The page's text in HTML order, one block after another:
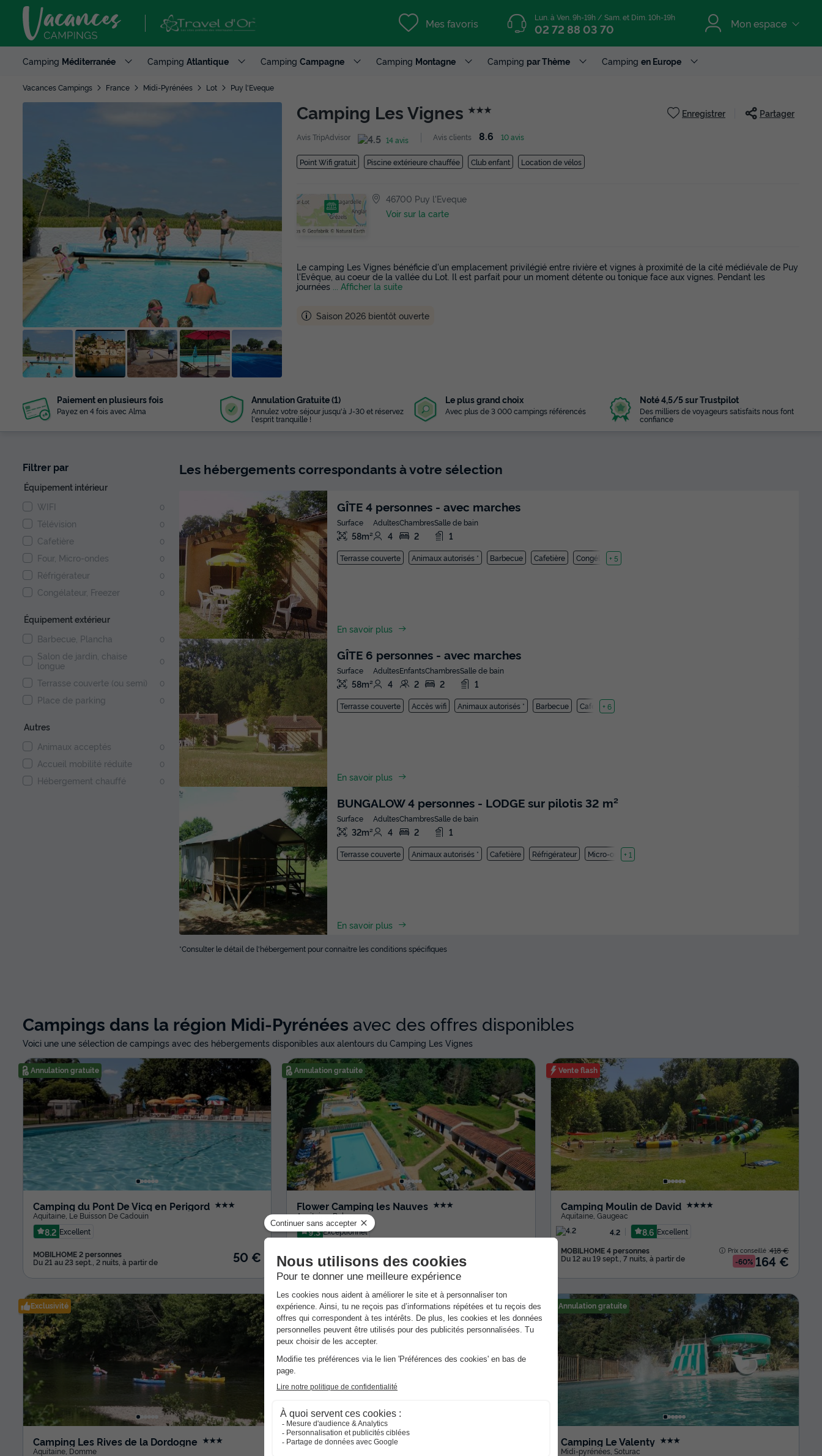
Mes favoris Lun. à Ven. 9h-19h / Sam. et Dim. 10h-19h
02 72 88 03 70 Mon espace
Camping Méditerranée Camping Atlantique Camping Campagne Camping Montagne Camping par Thème Camping en Europe
Vacances Campings France Midi-Pyrénées Lot Puy l'Eveque
+ 62
photos
Camping Les Vignes ★★★ Enregistrer Partager
Avis TripAdvisor 14 avis Avis clients 8.6 10 avis
Point Wifi gratuit Piscine extérieure chauffée Club enfant Location de vélos
46700 Puy l'Eveque
Voir sur la carte
Le camping Les Vignes bénéficie d'un emplacement privilégié entre rivière et vignes à proximité de la cité médiévale de Puy
l'Evêque, au coeur de la vallée du Lot. Il est parfait pour un moment détente ou tonique face aux vignes. Pendant les
journées
... Afficher la suite
Saison 2026 bientôt ouverte
Paiement en plusieurs fois
Payez en 4 fois avec Alma
Annulation Gratuite (1)
Annulez votre séjour jusqu'à J-30 et réservez
l'esprit tranquille !
Le plus grand choix
Avec plus de 3 000 campings référencés
Noté 4,5/5 sur Trustpilot
Des milliers de voyageurs satisfaits nous font
confiance
Filtrer par
Équipement intérieur
WIFI
0
Télévision 0
Cafetière 0
Four, Micro-ondes 0
Réfrigérateur 0
Congélateur, Freezer 0
Équipement extérieur
Barbecue, Plancha
0
Salon de jardin, chaise
longue
0
Terrasse couverte (ou semi) 0
Place de parking 0
Autres
Animaux acceptés
0
Accueil mobilité réduite 0
Hébergement chauffé 0
Les hébergements correspondants à votre sélection
GÎTE 4 personnes - avec marches
Surface
58m²
Adultes
4
Chambres
2
Salle de bain
1
Terrasse couverte Animaux autorisés * Barbecue Cafetière Congélateur
+ 5
En savoir plus
GÎTE 6 personnes - avec marches
Surface
58m²
Adultes
4
Enfants
2
Chambres
2
Salle de bain
1
Terrasse couverte Accès wifi Animaux autorisés * Barbecue Cafetière
+ 6
En savoir plus
BUNGALOW 4 personnes - LODGE sur pilotis 32 m²
Surface
32m²
Adultes
4
Chambres
2
Salle de bain
1
Terrasse couverte Animaux autorisés * Cafetière Réfrigérateur Micro-ondes
+ 1
En savoir plus
*Consulter le détail de l'hébergement pour connaitre les conditions spécifiques
Campings dans la région Midi-Pyrénées avec des offres disponibles
Voici une une sélection de campings avec des hébergements disponibles aux alentours du Camping Les Vignes
Annulation gratuite
Camping du Pont De Vicq en Perigord ★★★
Aquitaine Le Buisson De Cadouin
8.2 Excellent
MOBILHOME 2 personnes
Du 21 au 23 sept., 2 nuits, à partir de 50 €
Annulation gratuite
Flower Camping les Nauves ★★★
Aquitaine,Belves
9.3 Exceptionnel
Du 12 au 19 sept., 7 nuits, à partir de
Vente flash
Camping Moulin de David ★★★★
Aquitaine, Gaugeac
4.2
8.6 Excellent
MOBILHOME 4 personnes
Du 12 au 19 sept., 7 nuits, à partir de
Prix conseillé :418 €
-60% 164 €
Exclusivité
Camping Les Rives de la Dordogne ★★★
Aquitaine Domme
Annulation gratuite
Les Chalets de la Noyeraie
Annulation gratuite
Camping Le Valenty ★★★
Midi-pyrénées, Soturac